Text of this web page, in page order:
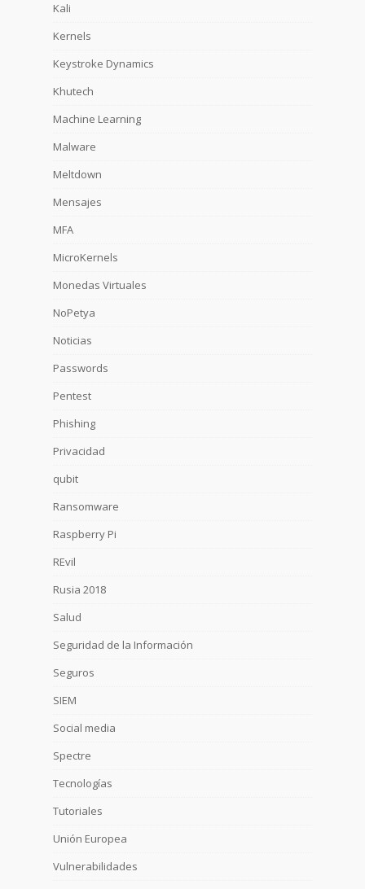
Kali
Kernels
Keystroke Dynamics
Khutech
Machine Learning
Malware
Meltdown
Mensajes
MFA
MicroKernels
Monedas Virtuales
NoPetya
Noticias
Passwords
Pentest
Phishing
Privacidad
qubit
Ransomware
Raspberry Pi
REvil
Rusia 2018
Salud
Seguridad de la Información
Seguros
SIEM
Social media
Spectre
Tecnologías
Tutoriales
Unión Europea
Vulnerabilidades